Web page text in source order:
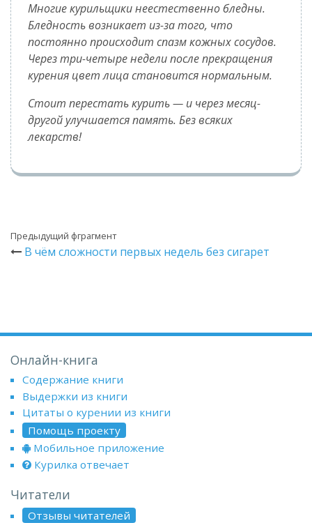
Многие курильщики неестественно бледны.
Бледность возникает из-за того, что
постоянно происходит спазм кожных сосудов.
Через три-четыре недели после прекращения
курения цвет лица становится нормальным.
Стоит перестать курить — и через месяц-
другой улучшается память. Без всяких
лекарств!
Предыдущий фграгмент
В чём сложности первых недель без сигарет
Онлайн-книга
Содержание книги
Выдержки из книги
Цитаты о курении из книги
Помощь проекту
Мобильное приложение
Курилка отвечает
Читатели
Отзывы читателей